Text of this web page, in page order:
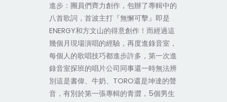
進步：團員們齊力創作，包辦了專輯中的
八首歌詞，首波主打『無懈可擊』即是
ENERGY和方文山的得意創作！而經過這
幾個月現場演唱的經驗，再度進錄音室，
每個人的歌唱技巧都進步許多，第一次進
錄音室探班的唱片公司同事還一時無法辨
別這是書偉、牛奶、TORO還是坤達的聲
音，有別於第一張專輯的青澀，5個男生